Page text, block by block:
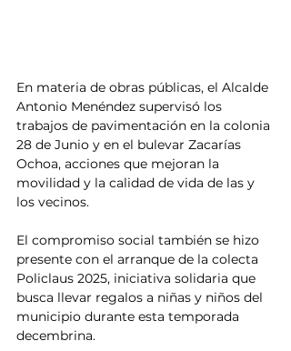
En materia de obras públicas, el Alcalde
Antonio Menéndez supervisó los
trabajos de pavimentación en la colonia
28 de Junio y en el bulevar Zacarías
Ochoa, acciones que mejoran la
movilidad y la calidad de vida de las y
los vecinos.
El compromiso social también se hizo
presente con el arranque de la colecta
Policlaus 2025, iniciativa solidaria que
busca llevar regalos a niñas y niños del
municipio durante esta temporada
decembrina.